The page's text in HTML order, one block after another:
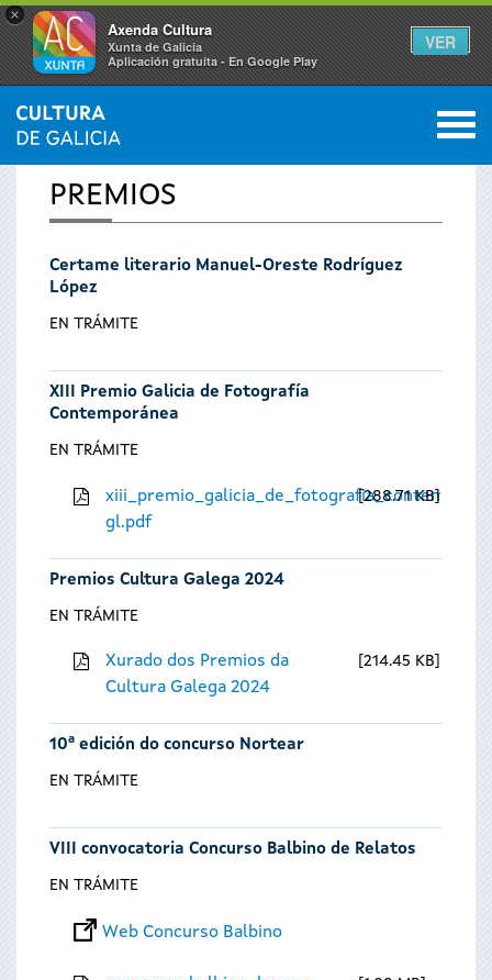
×
Axenda Cultura
Xunta de Galicia
Aplicación gratuíta - En Google Play
VER
Vostede
está
aquí
INICIO 0
PREMIOS
Certame literario Manuel-Oreste Rodríguez
López
EN TRÁMITE
XIII Premio Galicia de Fotografía
Contemporánea
EN TRÁMITE
gl.pdf
288.71 KB
Premios Cultura Galega 2024
EN TRÁMITE
Xurado dos Premios da
Cultura Galega 2024
214.45 KB
10ª edición do concurso Nortear
EN TRÁMITE
VIII convocatoria Concurso Balbino de Relatos
EN TRÁMITE
Web Concurso Balbino